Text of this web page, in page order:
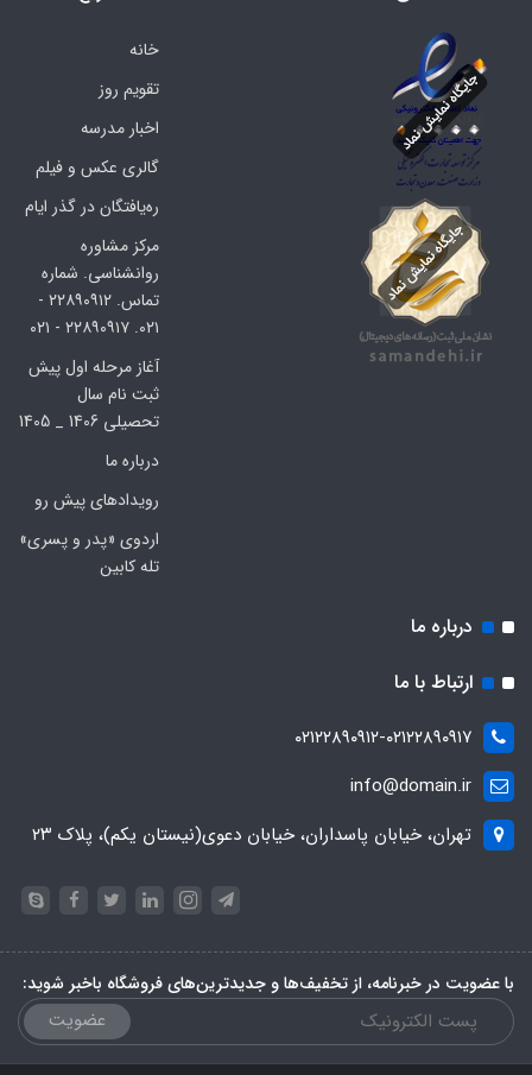
خانه
تقویم روز
اخبار مدرسه
گالری عکس و فیلم
ره‌یافتگان در گذر ایام
مرکز مشاوره
روانشناسی. شماره
تماس. ۲۲۸۹۰۹۱۲ -
۰۲۱. ۲۲۸۹۰۹۱۷ - ۰۲۱
آغاز مرحله اول پیش
ثبت نام سال
تحصیلی 1406 _ 1405
درباره ما
رویدادهای پیش رو
اردوی «پدر و پسری»
تله کابین
درباره ما
ارتباط با ما
۰۲۱۲۲۸۹۰۹۱۲-۰۲۱۲۲۸۹۰۹۱۷
info@domain.ir
تهران، خیابان پاسداران، خیابان دعوی(نیستان یکم)، پلاک ۲۳
با عضویت در خبرنامه، از تخفیف‌ها و جدیدترین‌های فروشگاه باخبر شوید:
عضویت